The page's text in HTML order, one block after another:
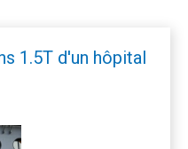
1.5T d'un hôpital